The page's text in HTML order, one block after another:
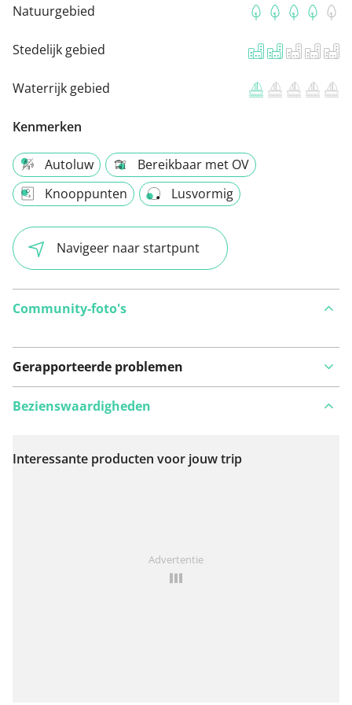
Natuurgebied
Stedelijk gebied
Waterrijk gebied
Kenmerken
Autoluw
Bereikbaar met OV
Knooppunten
Lusvormig
Navigeer naar startpunt
Community-foto's
Gerapporteerde problemen
Bekijk op kaart
Bezienswaardigheden
Interessante producten voor jouw trip
Advertentie